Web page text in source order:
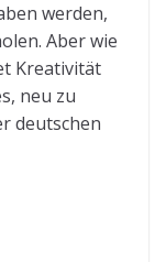
werden,
Aber wie
Kreativität
neu zu
deutschen